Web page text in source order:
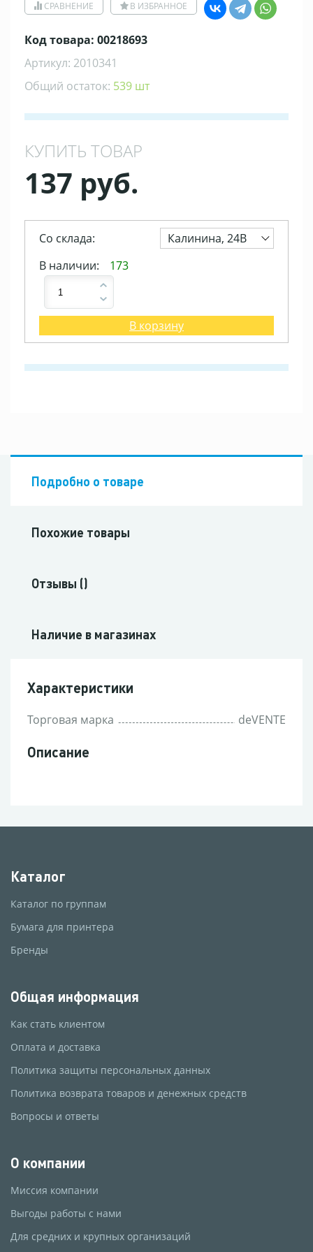
СРАВНЕНИЕ В ИЗБРАННОЕ
Код товара: 00218693
Артикул: 2010341
Общий остаток: 539 шт
КУПИТЬ ТОВАР
137 руб.
Со склада:
Калинина, 24В
В наличии:
173
В корзину
Подробно о товаре
Похожие товары
Отзывы ()
Наличие в магазинах
Характеристики
Торговая марка deVENTE
Описание
Каталог
Каталог по группам
Бумага для принтера
Бренды
Общая информация
Как стать клиентом
Оплата и доставка
Политика защиты персональных данных
Политика возврата товаров и денежных средств
Вопросы и ответы
О компании
Миссия компании
Выгоды работы с нами
Для средних и крупных организаций